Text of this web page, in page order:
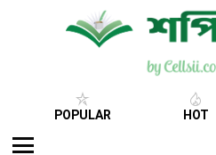
POPULAR HOT